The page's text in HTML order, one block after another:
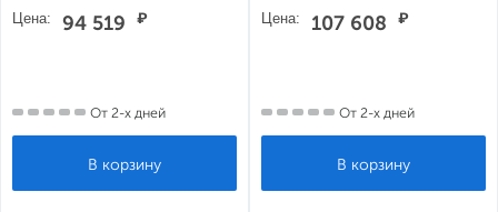
Цена: 94 519 ₽
От 2-х дней
Цена: 107 608 ₽
От 2-х дней